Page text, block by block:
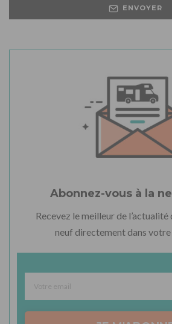
ENVOYER
Abonnez-vous à la
Recevez le meilleur de
neuf directement dans votre